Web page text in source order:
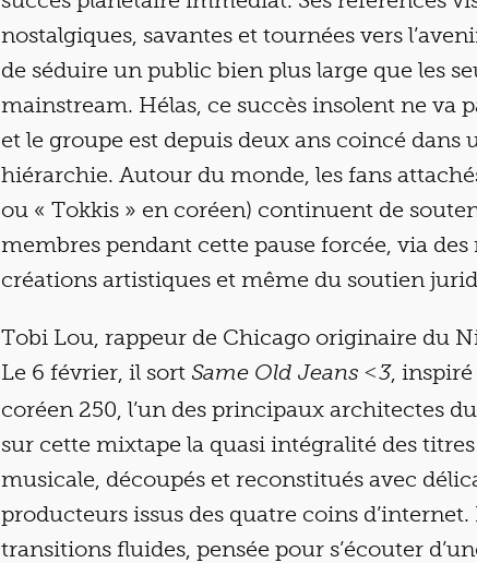
nostalgiques, savantes et tournées vers
de séduire un public bien plus large que les
mainstream. Hélas, ce succès insolent ne va
et le groupe est depuis deux ans coincé
hiérarchie. Autour du monde, les fans
ou « Tokkis » en coréen) continuent de
membres pendant cette pause forcée, via des
créations artistiques et même du soutien
Tobi Lou, rappeur de Chicago originaire du
Le 6 février, il sort Same Old Jeans ˂3,
coréen 250, l’un des principaux architectes
sur cette mixtape la quasi intégralité des
musicale, découpés et reconstitués avec
producteurs issus des quatre coins
transitions fluides, pensée pour s’écouter